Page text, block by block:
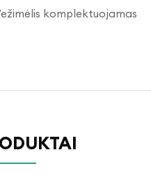
komplektuojamas